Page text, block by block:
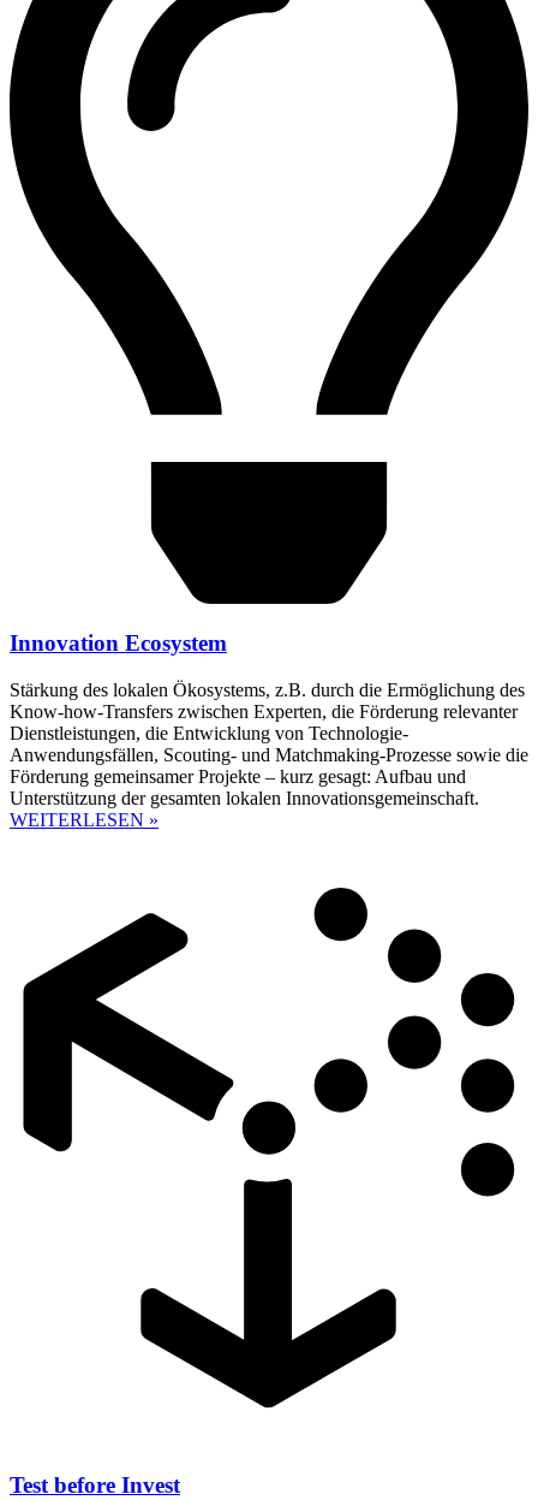
Innovation Ecosystem
Stärkung des lokalen Ökosystems, z.B. durch die Ermöglichung des
Know-how-Transfers zwischen Experten, die Förderung relevanter
Dienstleistungen, die Entwicklung von Technologie-
Anwendungsfällen, Scouting- und Matchmaking-Prozesse sowie die
Förderung gemeinsamer Projekte – kurz gesagt: Aufbau und
Unterstützung der gesamten lokalen Innovationsgemeinschaft.
WEITERLESEN »
Test before Invest